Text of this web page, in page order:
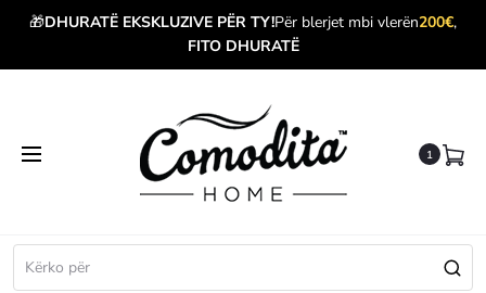
🎁DHURATË EKSKLUZIVE PËR TY!Për blerjet mbi vlerën200€,
FITO DHURATË
1